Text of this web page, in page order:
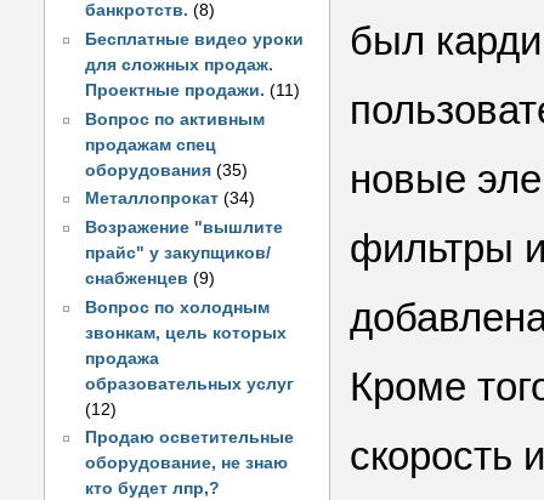
банкротств. (8)
Бесплатные видео уроки
для сложных продаж.
Проектные продажи. (11)
Вопрос по активным
продажам спец
оборудования (35)
Металлопрокат (34)
Возражение "вышлите
прайс" у закупщиков/
снабженцев (9)
Вопрос по холодным
звонкам, цель которых
продажа
образовательных услуг
(12)
Продаю осветительные
оборудование, не знаю
кто будет лпр,?
был
новые
фильтры
Кроме
скорость